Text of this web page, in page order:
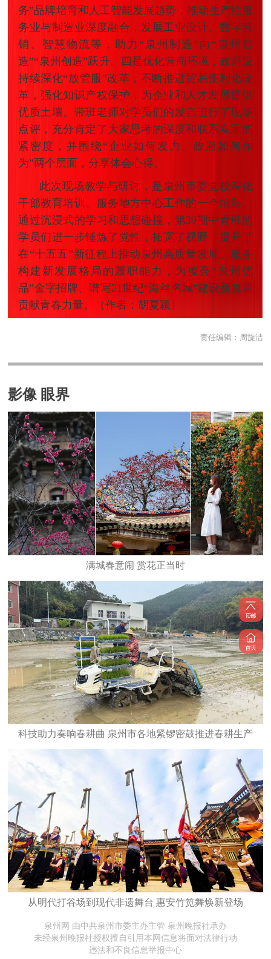
务”品牌培育和人工智能发展趋势，推动生产性服
务业与制造业深度融合，发展工业设计、数字营
销、智慧物流等，助力“泉州制造”向“泉州智
造”“泉州创造”跃升。四是优化营商环境，政府应
持续深化“放管服”改革，不断推进贸易便利化改
革，强化知识产权保护，为企业和人才发展提供
优质土壤。带班老师对学员们的发言进行了现场
点评，充分肯定了大家思考的深度和联系实际的
紧密度，并围绕“企业如何发力、政府如何作
为”两个层面，分享体会心得。
此次现场教学与研讨，是泉州市委党校深化
干部教育培训、服务地方中心工作的一个缩影。
通过沉浸式的学习和思想碰撞，第39期中青班的
学员们进一步锤炼了党性，拓宽了视野，提升了
在“十五五”新征程上推动泉州高质量发展、服务
构建新发展格局的履职能力，为擦亮“泉州优
品”金字招牌、谱写21世纪“海丝名城”建设新篇章
贡献青春力量。（作者：胡夏颖 ）
责任编辑： 周旋洁
影像 眼界
满城春意闹 赏花正当时
科技助力奏响春耕曲 泉州市各地紧锣密鼓推进春耕生产
从明代打谷场到现代非遗舞台 惠安竹笕舞焕新登场
泉州网 由中共泉州市委主办主管 泉州晚报社承办
未经泉州晚报社授权擅自引用本网信息将面对法律行动
违法和不良信息举报中心